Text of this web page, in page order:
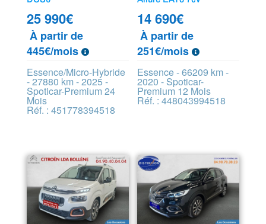
25 990€
À partir de
445€/mois
Essence/Micro-Hybride
- 27880 km - 2025 -
Spoticar-Premium 24
Mois
Réf. : 451778394518
14 690€
À partir de
251€/mois
Essence - 66209 km -
2020 - Spoticar-
Premium 12 Mois
Réf. : 448043994518